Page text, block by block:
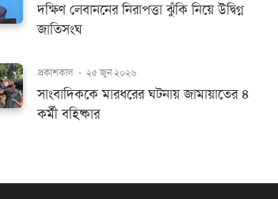
দক্ষিণ লেবাননের নিরাপত্তা ঝুঁকি নিয়ে উদ্বিগ্ন
জাতিসংঘ
প্রকাশকাল - ২৫ জুন ২০২৬
সাংবাদিককে মারধরের ঘটনায় জামায়াতের ৪
কর্মী বহিষ্কার